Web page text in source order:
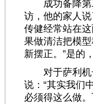
成功备降第
访，他的家人
传健经常站在
果做清洁把模
新摆正。”是的
对于萨利机
说：“其实我们
必须得这么做